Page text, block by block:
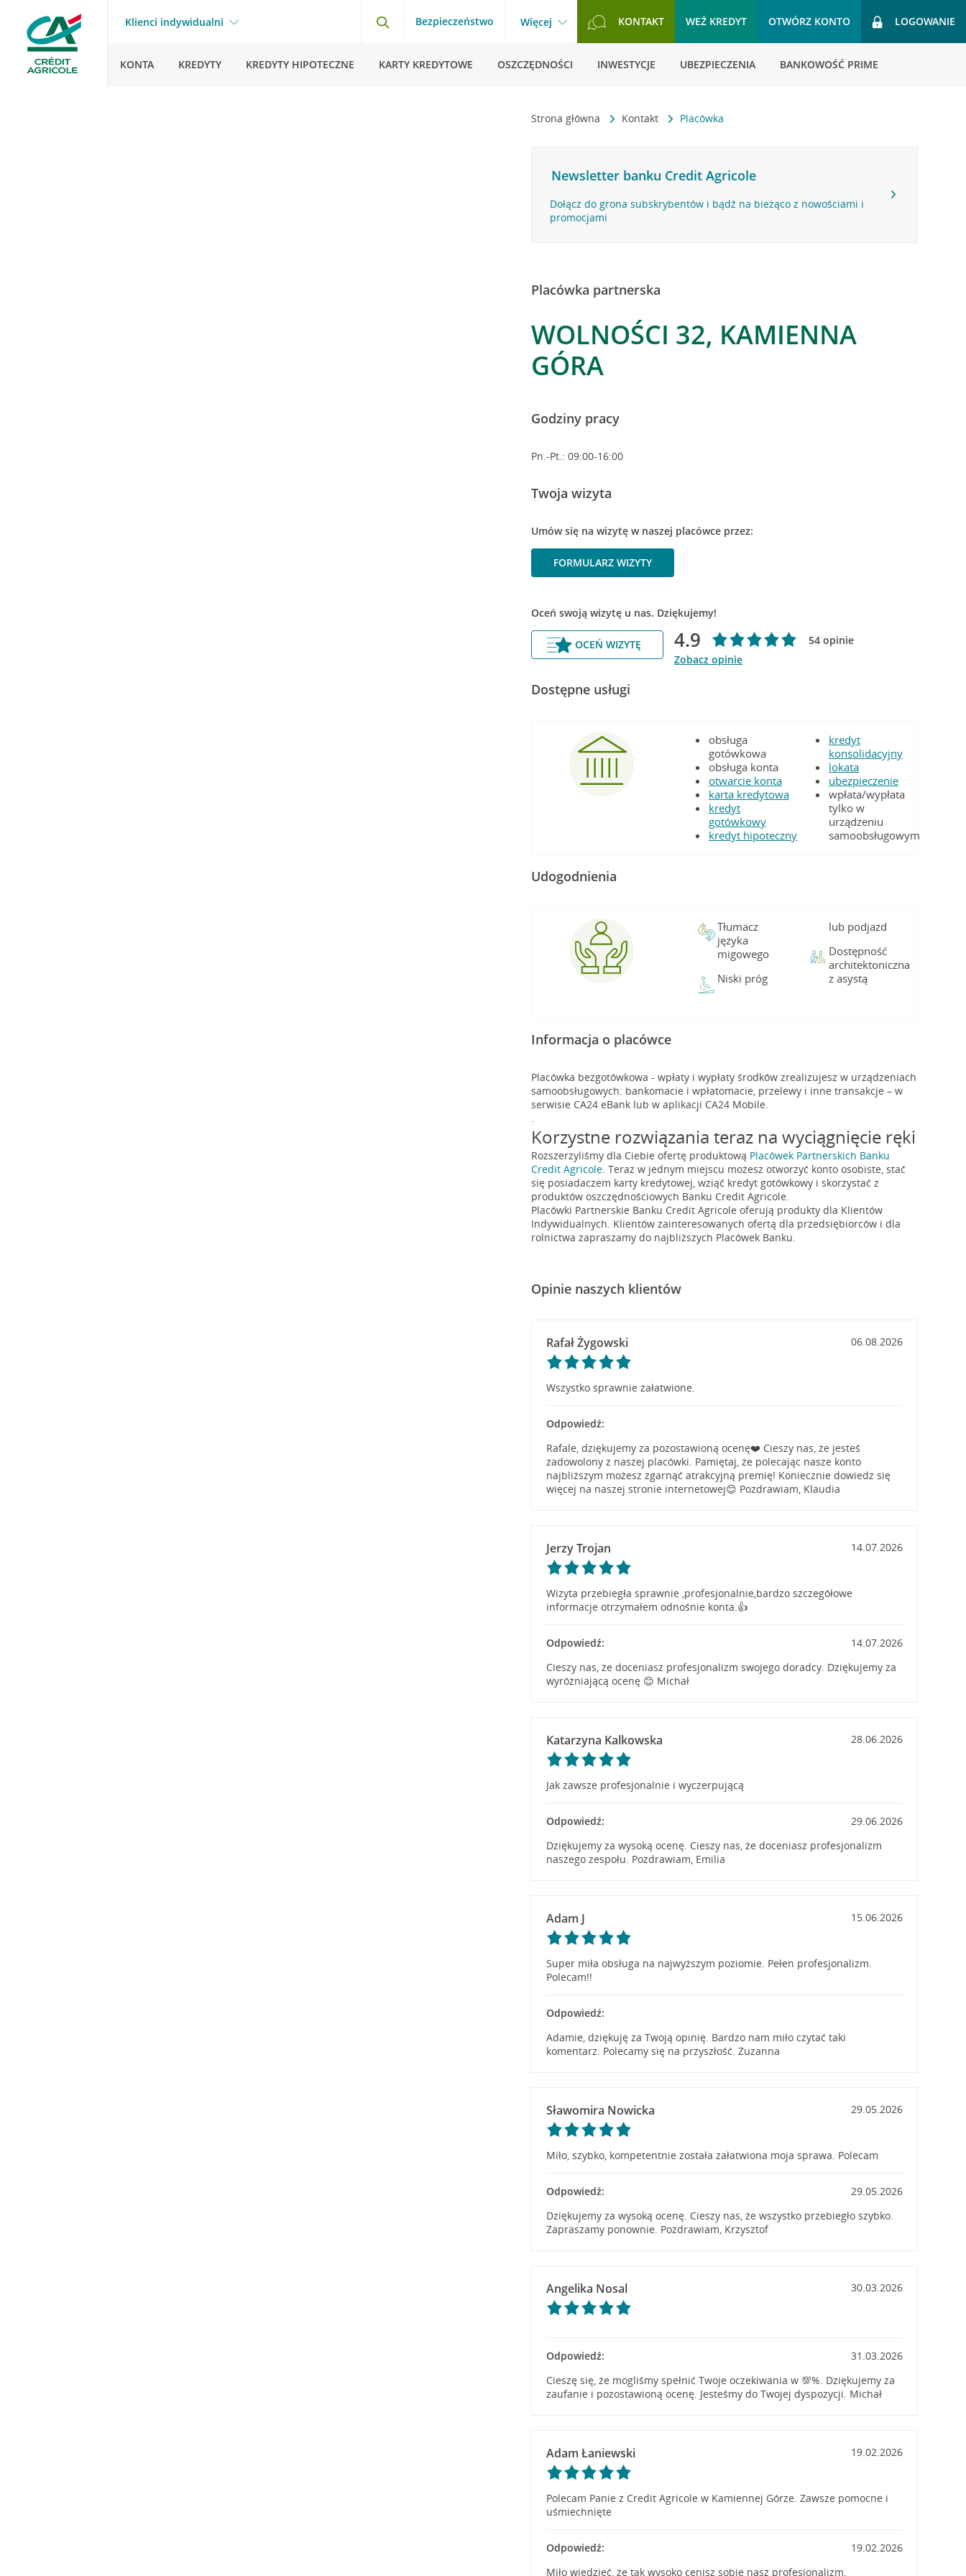
Klienci indywidualni Bezpieczeństwo Więcej KONTAKT WEŹ KREDYT OTWÓRZ KONTO LOGOWANIE
KONTA KREDYTY KREDYTY HIPOTECZNE KARTY KREDYTOWE OSZCZĘDNOŚCI INWESTYCJE UBEZPIECZENIA BANKOWOŚĆ PRIME
Strona główna Kontakt Placówka
Newsletter banku Credit Agricole
Dołącz do grona subskrybentów i bądź na bieżąco z nowościami i
promocjami
Placówka partnerska
WOLNOŚCI 32, KAMIENNA
GÓRA
Godziny pracy
Pn.-Pt.: 09:00-16:00
Twoja wizyta
Umów się na wizytę w naszej placówce przez:
FORMULARZ WIZYTY
Oceń swoją wizytę u nas. Dziękujemy!
OCEŃ WIZYTĘ 4.9
54 opinie
Zobacz opinie
Dostępne usługi
obsługa
gotówkowa
obsługa konta
otwarcie konta
karta kredytowa
kredyt
gotówkowy
kredyt hipoteczny
kredyt
konsolidacyjny
lokata
ubezpieczenie
wpłata/wypłata
tylko w
urządzeniu
samoobsługowym
Udogodnienia
Tłumacz
języka
migowego
Niski próg
lub podjazd
Dostępność
architektoniczna
z asystą
Informacja o placówce
Placówka bezgotówkowa - wpłaty i wypłaty środków zrealizujesz w urządzeniach
samoobsługowych: bankomacie i wpłatomacie, przelewy i inne transakcje – w
serwisie CA24 eBank lub w aplikacji CA24 Mobile.
.
Korzystne rozwiązania teraz na wyciągnięcie ręki
Rozszerzyliśmy dla Ciebie ofertę produktową Placówek Partnerskich Banku
Credit Agricole. Teraz w jednym miejscu możesz otworzyć konto osobiste, stać
się posiadaczem karty kredytowej, wziąć kredyt gotówkowy i skorzystać z
produktów oszczędnościowych Banku Credit Agricole.
Placówki Partnerskie Banku Credit Agricole oferują produkty dla Klientów
Indywidualnych. Klientów zainteresowanych ofertą dla przedsiębiorców i dla
rolnictwa zapraszamy do najbliższych Placówek Banku.
Opinie naszych klientów
Rafał Żygowski 06.08.2026
Wszystko sprawnie załatwione.
Odpowiedź:
Rafale, dziękujemy za pozostawioną ocenę❤️ Cieszy nas, że jesteś
zadowolony z naszej placówki. Pamiętaj, że polecając nasze konto
najbliższym możesz zgarnąć atrakcyjną premię! Koniecznie dowiedz się
więcej na naszej stronie internetowej😊 Pozdrawiam, Klaudia
Jerzy Trojan 14.07.2026
Wizyta przebiegła sprawnie ,profesjonalnie,bardzo szczegółowe
informacje otrzymałem odnośnie konta.👍
Odpowiedź:
14.07.2026
Cieszy nas, że doceniasz profesjonalizm swojego doradcy. Dziękujemy za
wyróżniającą ocenę 😊 Michał
Katarzyna Kalkowska 28.06.2026
Jak zawsze profesjonalnie i wyczerpującą
Odpowiedź:
29.06.2026
Dziękujemy za wysoką ocenę. Cieszy nas, że doceniasz profesjonalizm
naszego zespołu. Pozdrawiam, Emilia
Adam J 15.06.2026
Super miła obsługa na najwyższym poziomie. Pełen profesjonalizm.
Polecam!!
Odpowiedź:
Adamie, dziękuję za Twoją opinię. Bardzo nam miło czytać taki
komentarz. Polecamy się na przyszłość. Zuzanna
Sławomira Nowicka 29.05.2026
Miło, szybko, kompetentnie została załatwiona moja sprawa. Polecam
Odpowiedź:
29.05.2026
Dziękujemy za wysoką ocenę. Cieszy nas, że wszystko przebiegło szybko.
Zapraszamy ponownie. Pozdrawiam, Krzysztof
Angelika Nosal 30.03.2026
Odpowiedź:
31.03.2026
Cieszę się, że mogliśmy spełnić Twoje oczekiwania w 💯%. Dziękujemy za
zaufanie i pozostawioną ocenę. Jesteśmy do Twojej dyspozycji. Michał
Adam Łaniewski 19.02.2026
Polecam Panie z Credit Agricole w Kamiennej Górze. Zawsze pomocne i
uśmiechnięte
Odpowiedź:
19.02.2026
Miło wiedzieć, że tak wysoko cenisz sobie nasz profesjonalizm.